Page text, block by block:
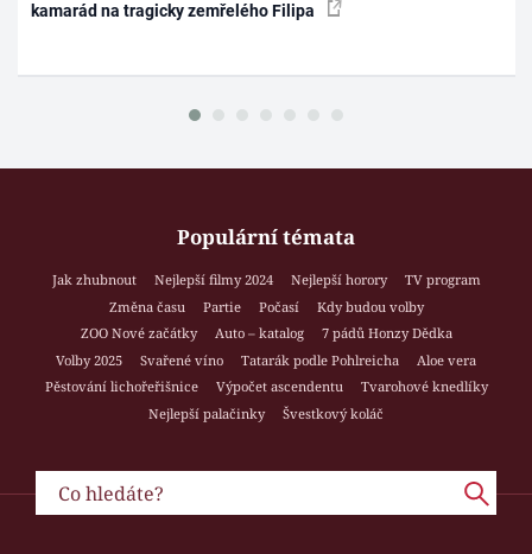
kamarád na tragicky zemřelého Filipa
Populární témata
Jak zhubnout Nejlepší filmy 2024 Nejlepší horory
TV program
Změna času
Partie Počasí
Kdy budou volby
ZOO Nové začátky
Auto – katalog
7 pádů Honzy Dědka
Volby 2025
Svařené víno Tatarák podle Pohlreicha
Aloe vera
Pěstování lichořeřišnice
Výpočet ascendentu
Tvarohové knedlíky
Nejlepší palačinky
Švestkový koláč